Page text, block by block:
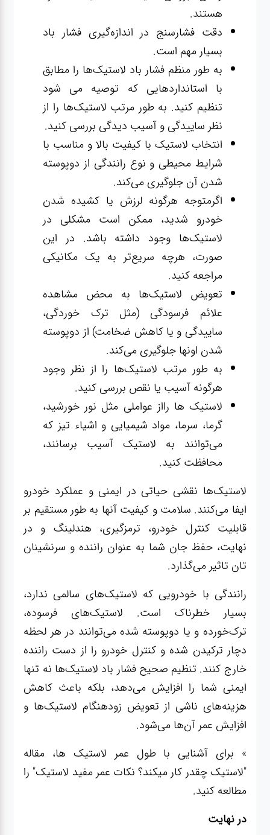
هستند.
دقت فشارسنج در اندازه‌گیری فشار باد
بسیار مهم است.
به طور منظم فشار باد لاستیک‌ها را مطابق
با استانداردهایی که توصیه می شود
تنظیم کنید. به طور مرتب لاستیک‌ها را از
نظر ساییدگی و آسیب دیدگی بررسی کنید.
انتخاب لاستیک با کیفیت بالا و مناسب با
شرایط محیطی و نوع رانندگی از دوپوسته
شدن آن جلوگیری می‌کند.
اگرمتوجه هرگونه لرزش یا کشیده شدن
خودرو شدید، ممکن است مشکلی در
لاستیک‌ها وجود داشته باشد. در این
صورت، هرچه سریع‌تر به یک مکانیکی
مراجعه کنید.
تعویض لاستیک‌ها به محض مشاهده
علائم فرسودگی (مثل ترک خوردگی،
ساییدگی و یا کاهش ضخامت) از دوپوسته
شدن اونها جلوگیری می‌کند.
به طور مرتب لاستیک‌ها را از نظر وجود
هرگونه آسیب یا نقص بررسی کنید.
لاستیک ها رااز عواملی مثل نور خورشید،
گرما، سرما، مواد شیمیایی و اشیاء تیز که
می‌توانند به لاستیک آسیب برسانند،
محافظت کنید.
لاستیک‌ها نقشی حیاتی در ایمنی و عملکرد خودرو
ایفا می‌کنند. سلامت و کیفیت آنها به طور مستقیم بر
قابلیت کنترل خودرو، ترمزگیری، هندلینگ و در
نهایت، حفظ جان شما به عنوان راننده و سرنشینان
تان تاثیر می‌گذارد.
رانندگی با خودرویی که لاستیک‌های سالمی ندارد،
بسیار خطرناک است. لاستیک‌های فرسوده،
ترک‌خورده و یا دوپوسته شده می‌توانند در هر لحظه
دچار ترکیدن شده و کنترل خودرو را از دست راننده
خارج کنند. تنظیم صحیح فشار باد لاستیک‌ها نه تنها
ایمنی شما را افزایش می‌دهد، بلکه باعث کاهش
هزینه‌های ناشی از تعویض زودهنگام لاستیک‌ها و
افزایش عمر آن‌ها می‌شود.
» برای آشنایی با طول عمر لاستیک ها، مقاله
"لاستیک چقدر کار میکند؟ نکات عمر مفید لاستیک" را
مطالعه کنید.
در نهایت